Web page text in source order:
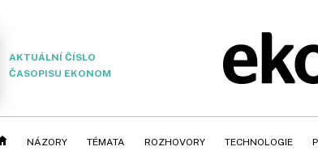
AKTUÁLNÍ ČÍSLO
ČASOPISU EKONOM
NÁZORY TÉMATA ROZHOVORY TECHNOLOGIE